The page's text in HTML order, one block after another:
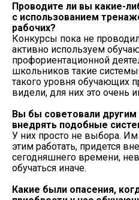
Проводите ли вы какие-
с использованием
рабочих?
Конкурсы пока не
активно используем
профориентационной
школьников такие системы
такого уровня обучающих
видели, для них это очень
Вы бы советовали
внедрять подобные
У них просто не выбора. Им
этим работать, придется
сегодняшнего времени,
обучаться иначе.
Какие были опасения,